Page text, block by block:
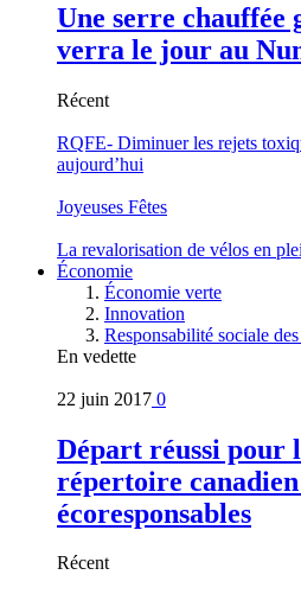
Une serre chauffée
verra le jour au
Récent
RQFE- Diminuer les rejets
aujourd’hui
Joyeuses Fêtes
La revalorisation de vélos en
Économie
Économie verte
Innovation
Responsabilité sociale
En vedette
22 juin 2017 0
Départ réussi pour
répertoire
écoresponsables
Récent